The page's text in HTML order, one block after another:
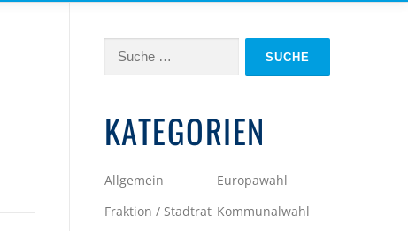
Suche
KATEGORIEN
Allgemein
Europawahl
Fraktion / Stadtrat Kommunalwahl